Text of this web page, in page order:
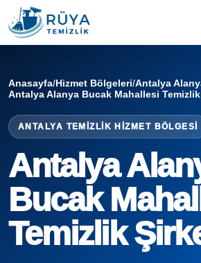
Anasayfa/Hizmet Bölgeleri/Antalya
Antalya Alanya Bucak Mahallesi
ANTALYA TEMIZLIK HIZMET BÖLGESI
Antalya
Bucak
Temizlik